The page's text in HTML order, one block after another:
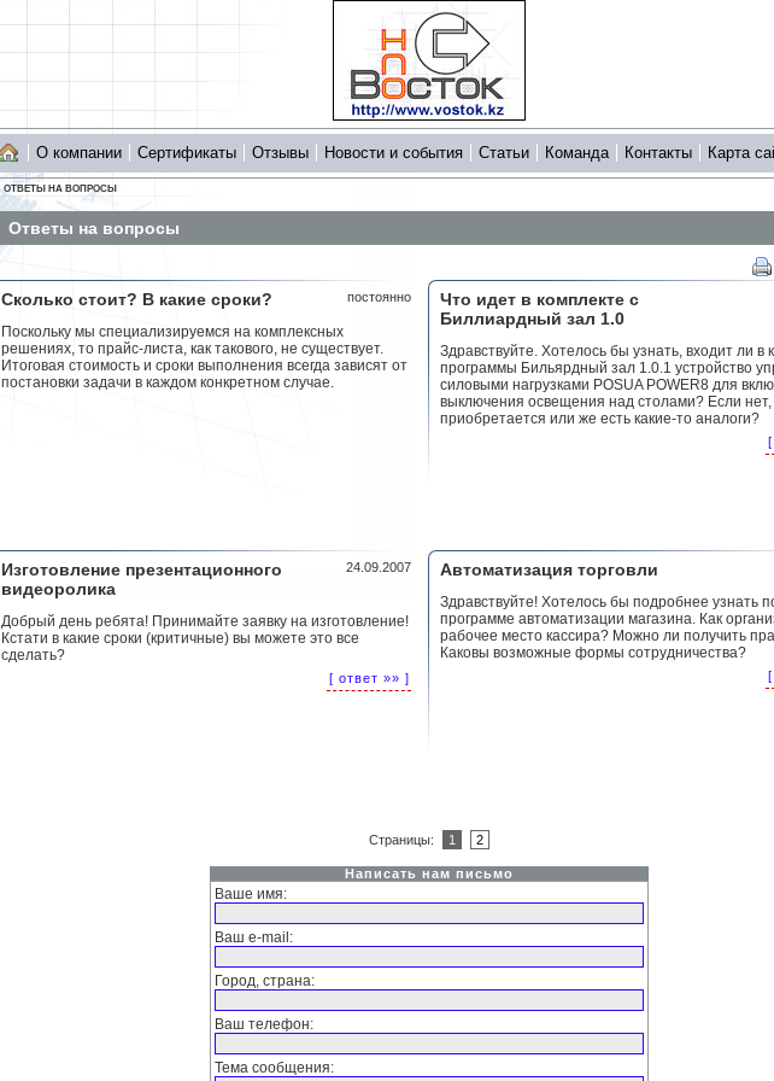
О компании Сертификаты Отзывы Новости и события Статьи Команда Контакты Карта
ОТВЕТЫ НА ВОПРОСЫ
Ответы на вопросы
постоянно
Сколько стоит? В какие сроки?
Поскольку мы специализируемся на комплексных
решениях, то прайс-листа, как такового, не существует.
Итоговая стоимость и сроки выполнения всегда зависят от
постановки задачи в каждом конкретном случае.
Что идет в комплекте с
Биллиардный зал 1.0
Здравствуйте. Хотелось бы узнать, входит ли в
программы Бильярдный зал 1.0.1 устройство
силовыми нагрузками POSUA POWER8 для
выключения освещения над столами? Если нет,
приобретается или же есть какие-то аналоги?
[
24.09.2007
Изготовление презентационного
видеоролика
Добрый день ребята! Принимайте заявку на изготовление!
Кстати в какие сроки (критичные) вы можете это все
сделать?
[ ответ »» ]
Автоматизация торговли
Здравствуйте! Хотелось бы подробнее узнать
программе автоматизации магазина. Как
рабочее место кассира? Можно ли получить
Каковы возможные формы сотрудничества?
[
Страницы: 1 2
Написать нам письмо
Ваше имя:
Ваш e-mail:
Город, страна:
Ваш телефон:
Тема сообщения: